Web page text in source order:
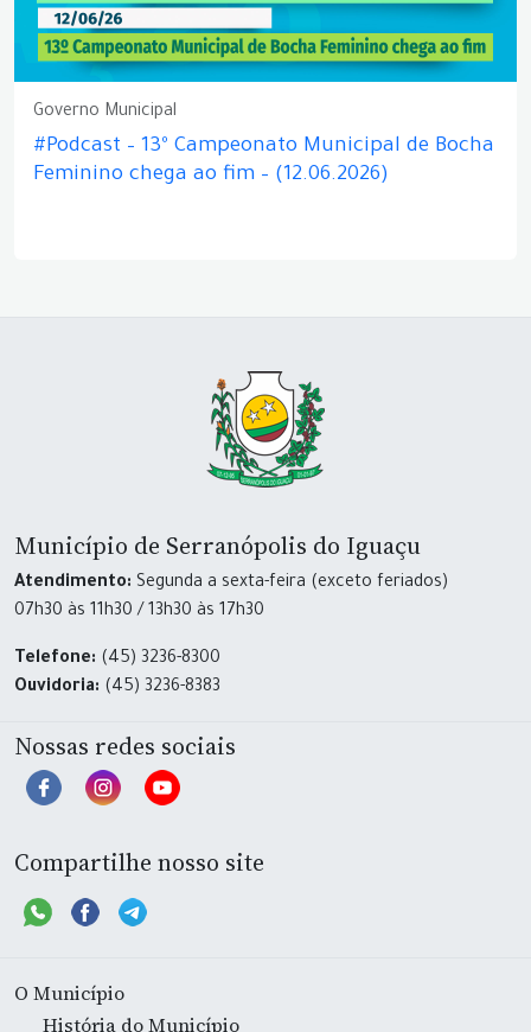
Governo Municipal
#Podcast – 13º Campeonato Municipal de Bocha
Feminino chega ao fim – (12.06.2026)
Município de Serranópolis do Iguaçu
Atendimento: Segunda a sexta-feira (exceto feriados)
07h30 às 11h30 / 13h30 às 17h30
Telefone: (45) 3236-8300
Ouvidoria: (45) 3236-8383
Nossas redes sociais
Compartilhe nosso site
O Município
História do Município